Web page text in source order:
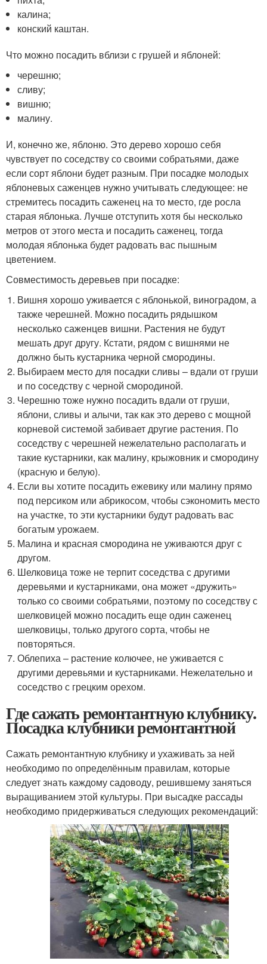
калина;
конский каштан.
Что можно посадить вблизи с грушей и яблоней:
черешню;
сливу;
вишню;
малину.
И, конечно же, яблоню. Это дерево хорошо себя
чувствует по соседству со своими собратьями, даже
если сорт яблони будет разным. При посадке молодых
яблоневых саженцев нужно учитывать следующее: не
стремитесь посадить саженец на то место, где росла
старая яблонька. Лучше отступить хотя бы несколько
метров от этого места и посадить саженец, тогда
молодая яблонька будет радовать вас пышным
цветением.
Совместимость деревьев при посадке:
Вишня хорошо уживается с яблонькой, виноградом, а
также черешней. Можно посадить рядышком
несколько саженцев вишни. Растения не будут
мешать друг другу. Кстати, рядом с вишнями не
должно быть кустарника черной смородины.
Выбираем место для посадки сливы – вдали от груши
и по соседству с черной смородиной.
Черешню тоже нужно посадить вдали от груши,
яблони, сливы и алычи, так как это дерево с мощной
корневой системой забивает другие растения. По
соседству с черешней нежелательно располагать и
такие кустарники, как малину, крыжовник и смородину
(красную и белую).
Если вы хотите посадить ежевику или малину прямо
под персиком или абрикосом, чтобы сэкономить место
на участке, то эти кустарники будут радовать вас
богатым урожаем.
Малина и красная смородина не уживаются друг с
другом.
Шелковица тоже не терпит соседства с другими
деревьями и кустарниками, она может «дружить»
только со своими собратьями, поэтому по соседству с
шелковицей можно посадить еще один саженец
шелковицы, только другого сорта, чтобы не
повторяться.
Облепиха – растение колючее, не уживается с
другими деревьями и кустарниками. Нежелательно и
соседство с грецким орехом.
Где сажать ремонтантную клубнику.
Посадка клубники ремонтантной
Сажать ремонтантную клубнику и ухаживать за ней
необходимо по определённым правилам, которые
следует знать каждому садоводу, решившему заняться
выращиванием этой культуры. При высадке рассады
необходимо придерживаться следующих рекомендаций: